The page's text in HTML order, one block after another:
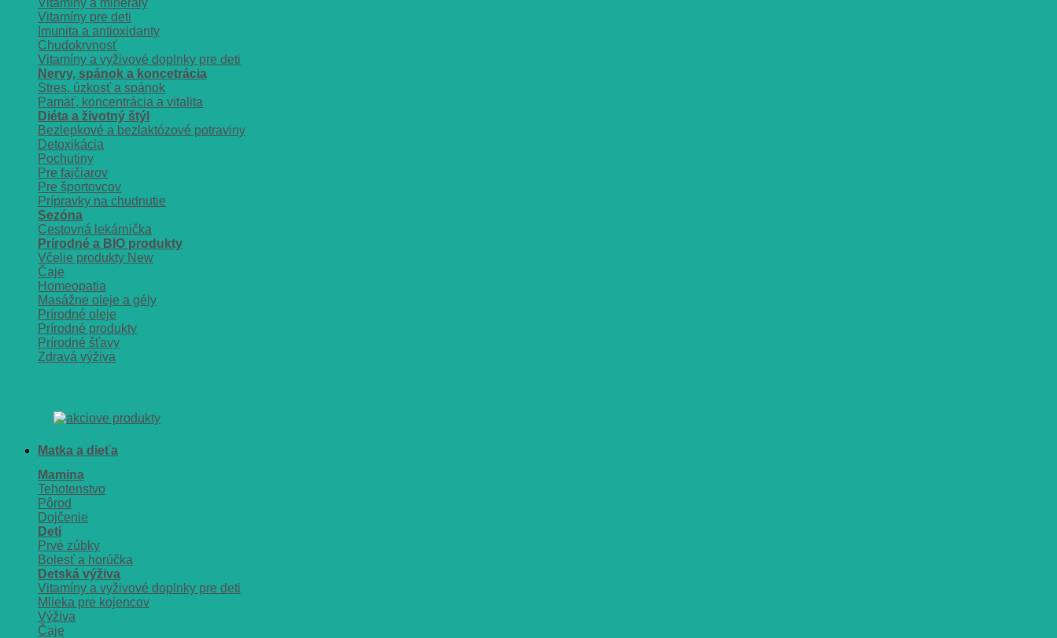
Vitamíny a minerály
Vitamíny pre deti
Imunita a antioxidanty
Chudokrvnosť
Vitamíny a vyživové doplnky pre deti
Nervy, spánok a koncetrácia
Stres, úzkosť a spánok
Pamäť, koncentrácia a vitalita
Diéta a životný štýl
Bezlepkové a bezlaktózové potraviny
Detoxikácia
Pochutiny
Pre fajčiarov
Pre športovcov
Prípravky na chudnutie
Sezóna
Cestovná lekárnička
Prírodné a BIO produkty
Včelie produkty
Čaje
Homeopatia
Masážne oleje a gély
Prírodné oleje
Prírodné produkty
Prírodné šťavy
Zdravá výživa
Matka a dieťa
Mamina
Tehotenstvo
Pôrod
Dojčenie
Deti
Prvé zúbky
Bolesť a horúčka
Detská výživa
Vitamíny a vyživové doplnky pre deti
Mlieka pre kojencov
Výživa
Čaje